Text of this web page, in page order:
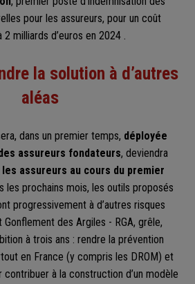
pour les assureurs, pour un coût
2 milliards d’euros en 2024 .
la solution à d’autres
aléas
dans un premier temps, déployée
assureurs fondateurs, deviendra
assureurs au cours du premier
les prochains mois, les outils proposés
progressivement à d’autres risques
des Argiles - RGA, grêle,
à trois ans : rendre la prévention
en France (y compris les DROM) et
contribuer à la construction d’un modèle